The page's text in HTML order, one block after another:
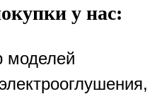
у нас:
моделей